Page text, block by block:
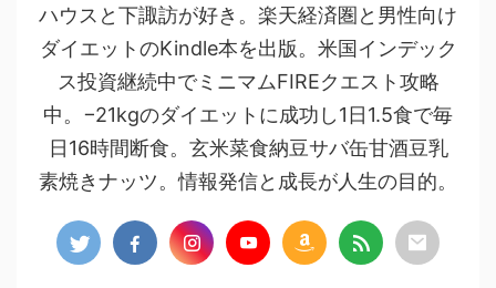
ハウスと下諏訪が好き。楽天経済圏と男性向け
ダイエットのKindle本を出版。米国インデック
ス投資継続中でミニマムFIREクエスト攻略
中。−21kgのダイエットに成功し1日1.5食で毎
日16時間断食。玄米菜食納豆サバ缶甘酒豆乳
素焼きナッツ。情報発信と成長が人生の目的。